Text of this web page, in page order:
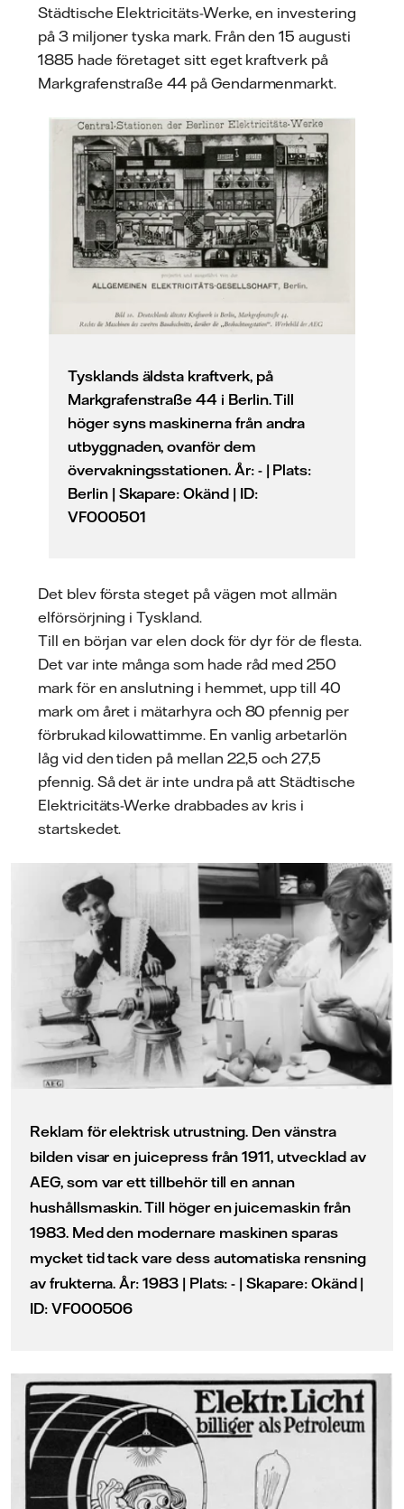
Städtische Elektricitäts-Werke, en investering
på 3 miljoner tyska mark. Från den 15 augusti
1885 hade företaget sitt eget kraftverk på
Markgrafenstraße 44 på Gendarmenmarkt.
Tysklands äldsta kraftverk, på
Markgrafenstraße 44 i Berlin. Till
höger syns maskinerna från andra
utbyggnaden, ovanför dem
övervakningsstationen. År: - | Plats:
Berlin | Skapare: Okänd | ID:
VF000501
Det blev första steget på vägen mot allmän
elförsörjning i Tyskland.
Till en början var elen dock för dyr för de flesta.
Det var inte många som hade råd med 250
mark för en anslutning i hemmet, upp till 40
mark om året i mätarhyra och 80 pfennig per
förbrukad kilowattimme. En vanlig arbetarlön
låg vid den tiden på mellan 22,5 och 27,5
pfennig. Så det är inte undra på att Städtische
Elektricitäts-Werke drabbades av kris i
startskedet.
Reklam för elektrisk utrustning. Den vänstra
bilden visar en juicepress från 1911, utvecklad av
AEG, som var ett tillbehör till en annan
hushållsmaskin. Till höger en juicemaskin från
1983. Med den modernare maskinen sparas
mycket tid tack vare dess automatiska rensning
av frukterna. År: 1983 | Plats: - | Skapare: Okänd |
ID: VF000506